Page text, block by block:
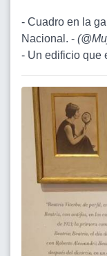
- Cuadro en la
Nacional. - (
- Un edificio que